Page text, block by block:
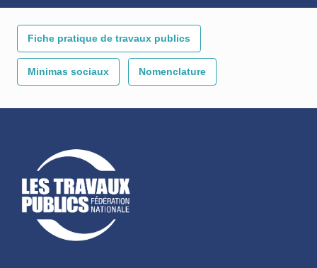
Fiche pratique de travaux publics
Minimas sociaux Nomenclature